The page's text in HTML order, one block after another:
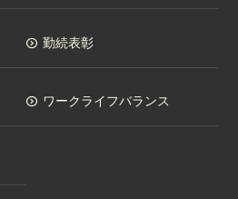
勤続表彰
ワークライフバランス